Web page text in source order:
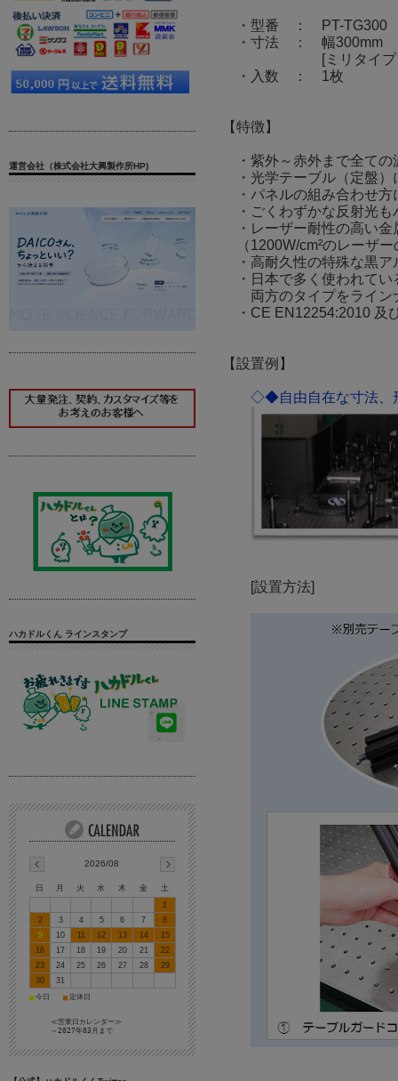
・型番 ： PT-TG300
・寸法 ： 幅300mm
[ミリタイプ（M6
・入数 ： 1枚
【特徴】
・紫外～赤外まで全ての
・光学テーブル（定盤）
・パネルの組み合わせ方
・ごくわずかな反射光も
・レーザー耐性の高い金
（1200W/cm²のレーザー
・高耐久性の特殊な黒ア
・日本で多く使われてい
両方のタイプをライン
・CE EN12254:2010 及
【設置例】
◇◆自由自在な寸法、形
[設置方法]
運営会社（株式会社大興製作所HP)
ハカドルくん ラインスタンプ
2026/08
日 月 火 水 木 金
土
1
2
3 4 5 6 7
8
9
10 11 12 13 14
15
16
17 18 19 20 21
22
23
24 25 26 27 28
29
30
31
■ 今日 ■ 定休日
≪営業日カレンダー≫
～2027年03月まで